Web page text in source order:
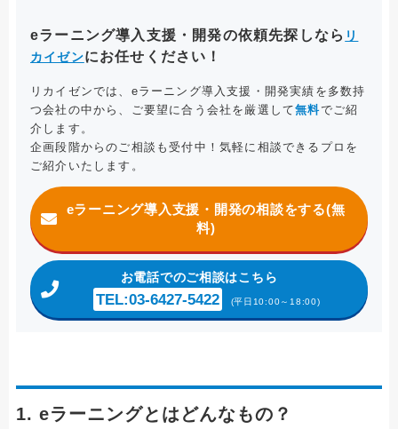
eラーニング導入支援・開発の依頼先探しなら リ
カイゼンにお任せください！
リカイゼンでは、eラーニング導入支援・開発実績を多数持
つ会社の中から、ご要望に合う会社を厳選して無料でご紹
介します。
企画段階からのご相談も受付中！気軽に相談できるプロを
ご紹介いたします。
eラーニング導入支援・開発の相談をする(無
料)
お電話でのご相談はこちら
TEL:03-6427-5422 (平日10:00～18:00)
1. eラーニングとはどんなもの？